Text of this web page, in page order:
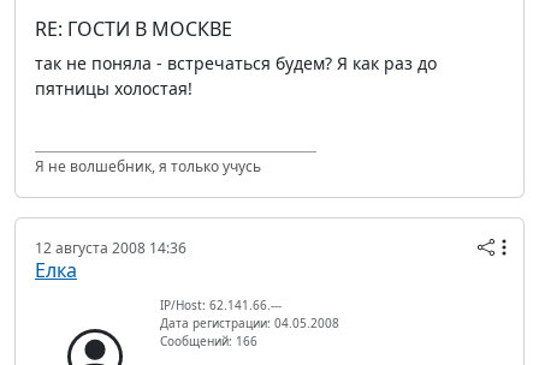
RE: ГОСТИ В МОСКВЕ
так не поняла - встречаться будем? Я как раз до
пятницы холостая!
Я не волшебник, я только учусь
12 августа 2008 14:36
Елка
IP/Host: 62.141.66.---
Дата регистрации: 04.05.2008
Сообщений: 166